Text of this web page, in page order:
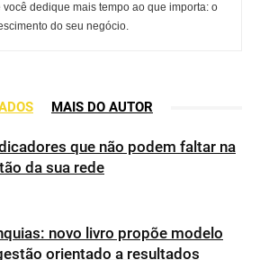
dedique mais tempo ao que importa: o
do seu negócio.
MAIS DO AUTOR
que não podem faltar na
da sua rede
novo livro propõe modelo
orientado a resultados